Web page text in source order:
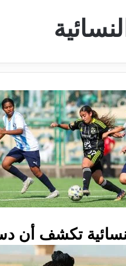
تكشف أن